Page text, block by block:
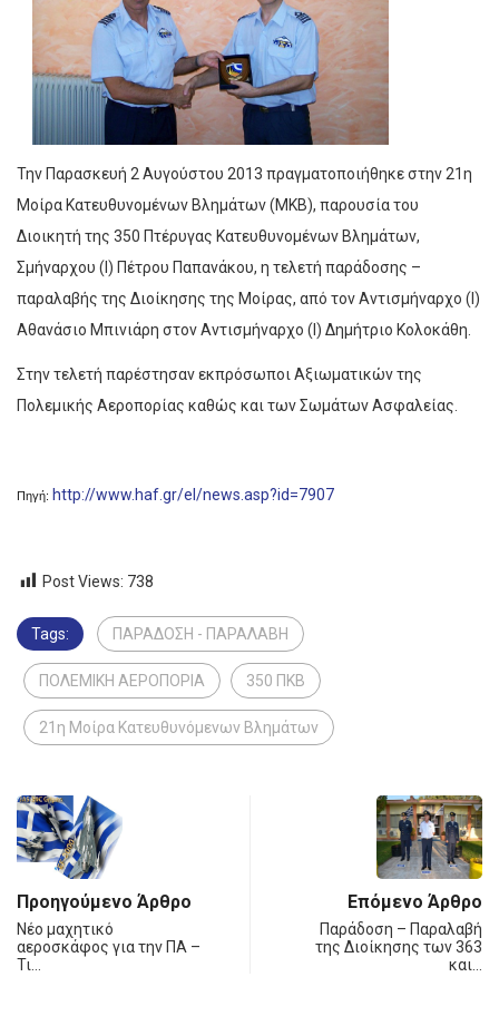
Την Παρασκευή 2 Αυγούστου 2013 πραγματοποιήθηκε στην 21η
Μοίρα Κατευθυνομένων Βλημάτων (ΜΚΒ), παρουσία του
Διοικητή της 350 Πτέρυγας Κατευθυνομένων Βλημάτων,
Σμήναρχου (Ι) Πέτρου Παπανάκου, η τελετή παράδοσης –
παραλαβής της Διοίκησης της Μοίρας, από τον Αντισμήναρχο (Ι)
Αθανάσιο Μπινιάρη στον Αντισμήναρχο (Ι) Δημήτριο Κολοκάθη.
Στην τελετή παρέστησαν εκπρόσωποι Αξιωματικών της
Πολεμικής Αεροπορίας καθώς και των Σωμάτων Ασφαλείας.
Πηγή: http://www.haf.gr/el/news.asp?id=7907
Post Views: 738
Tags: ΠΑΡΑΔΟΣΗ - ΠΑΡΑΛΑΒΗ
ΠΟΛΕΜΙΚΗ ΑΕΡΟΠΟΡΙΑ 350 ΠΚΒ
21η Μοίρα Κατευθυνόμενων Βλημάτων
Προηγούμενο Άρθρο
Νέο μαχητικό
αεροσκάφος για την ΠΑ –
Τι…
Επόμενο Άρθρο
Παράδοση – Παραλαβή
της Διοίκησης των 363
και…